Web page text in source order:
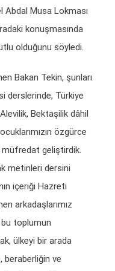
Abdal Musa Lokması
konuşmasında
olduğunu söyledi.
Bakan Tekin, şunları
derslerinde, Türkiye
Bektaşilik dâhil
özgürce
müfredat geliştirdik.
metinleri dersini
içeriği Hazreti
arkadaşlarımız
toplumun
ülkeyi bir arada
beraberliğin ve